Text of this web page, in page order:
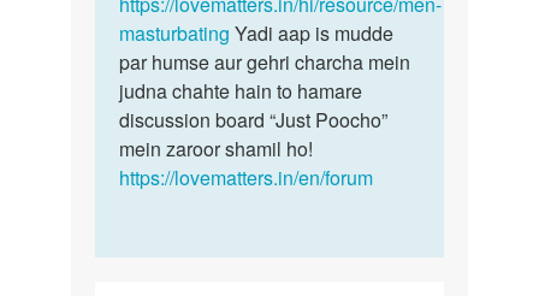
masturbating Yadi aap is mudde
par humse aur gehri charcha mein
judna chahte hain to hamare
discussion board “Just Poocho”
mein zaroor shamil ho!
https://lovematters.in/en/forum